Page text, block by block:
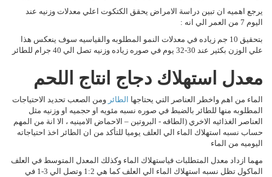
يرجع اهميه ان تبين دراسة الامراض يحقق الكتكوت اعلي معدلات وزنيه عند
اليوم 7 من العمر الي انه :
بتحقيق 10 جم زياده في معدلات النمو المطلوبه والقياسيه سوف ينعكس هذا
علي الوزن بكثير عند 30-32 يوم في صوره زياده وزنيه تصل الي 40 جرام للطائر
معدل استهلاك دجاج انتاج اللحم
الماء من اهم واخطر العناصر التي يحتاجها الطائر ومن الصعب تحديد الاحتياجات
المطلوبه منها للطائر بالضبط في صوره نسبه مئويه او حجميه او وزنيه مثل
العناصر الغذائيه الاخري (الطاقه - البروتين – الاحماض الامينيه ، الا انة من المهم
حساب نسبه استهلاك الماء الي العلف يوميا للتأكد من ان الطائر اخذ احتياجاته
اليوميه من الماء
مهما ازداد معدل المتطلبات فياستهلاك الماء وكذلك المعدل المتوسط في العلف
الماكول تظل نسبه استهلاك الماء الي العلف كما هي 1:2 وتصل الي 3-1 في